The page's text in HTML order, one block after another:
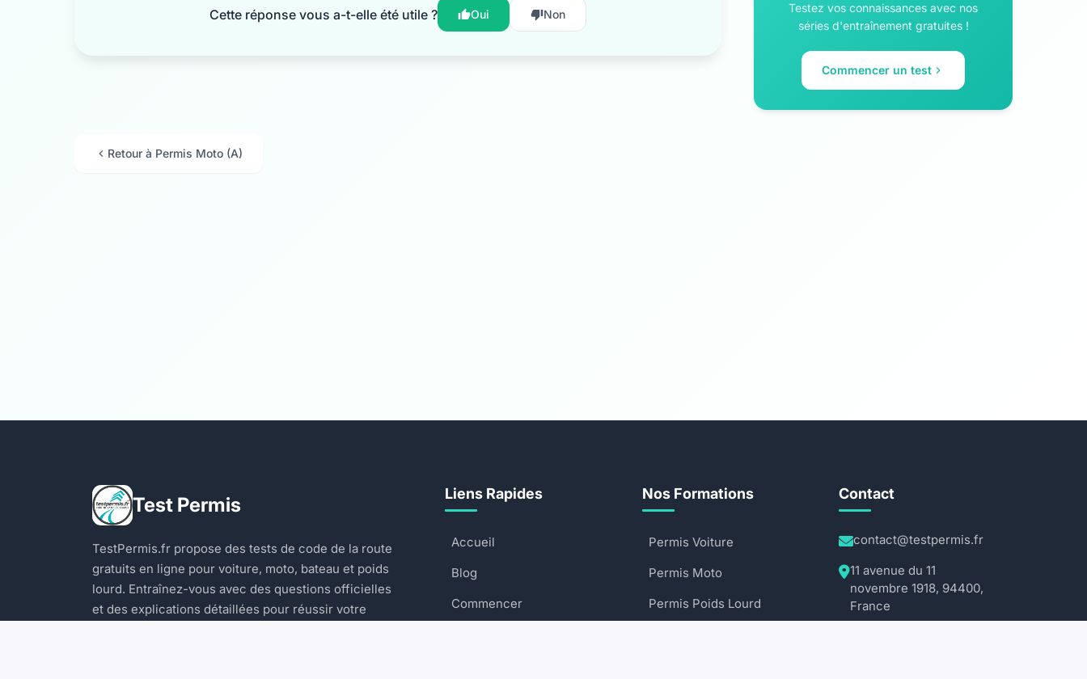
Cette réponse vous a-t-elle été utile ? Oui Non
Testez vos connaissances avec nos
séries d'entraînement gratuites !
Commencer un test
Retour à Permis Moto (A)
Test Permis
TestPermis.fr propose des tests de code de la route
gratuits en ligne pour voiture, moto, bateau et poids
lourd. Entraînez-vous avec des questions officielles
et des explications détaillées pour réussir votre
Liens Rapides
Accueil
Blog
Commencer
Nos Formations
Permis Voiture
Permis Moto
Permis Poids Lourd
Contact
contact@testpermis.fr
11 avenue du 11
novembre 1918, 94400,
France